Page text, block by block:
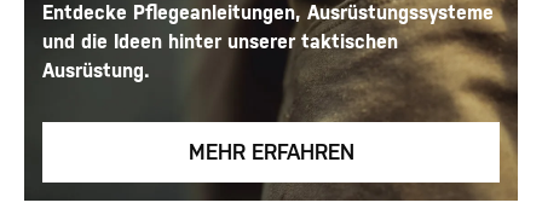
Entdecke Pflegeanleitungen, Ausrüstungssysteme
und die Ideen hinter unserer taktischen
Ausrüstung.
MEHR ERFAHREN